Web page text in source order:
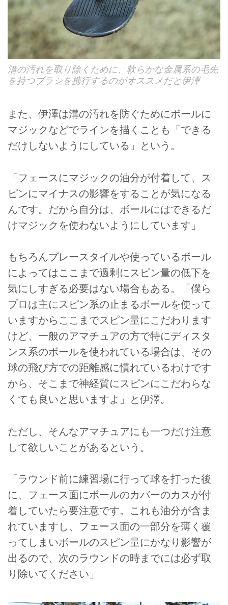
溝の汚れを取り除くために、軟らかな金属系の毛先
を持つブラシを携行するのがオススメだと伊澤
また、伊澤は溝の汚れを防ぐためにボールに
マジックなどでラインを描くことも「できる
だけしないようにしている」という。
「フェースにマジックの油分が付着して、ス
ピンにマイナスの影響をすることが気になる
んです。だから自分は、ボールにはできるだ
けマジックを使わないようにしています」
もちろんプレースタイルや使っているボール
によってはここまで過剰にスピン量の低下を
気にしすぎる必要はない場合もある。「僕ら
プロは主にスピン系の止まるボールを使って
いますからここまでスピン量にこだわります
けど、一般のアマチュアの方で特にディスタ
ンス系のボールを使われている場合は、その
球の飛び方での距離感に慣れているわけです
から、そこまで神経質にスピンにこだわらな
くても良いと思いますよ」と伊澤。
ただし、そんなアマチュアにも一つだけ注意
して欲しいことがあるという。
「ラウンド前に練習場に行って球を打った後
に、フェース面にボールのカバーのカスが付
着していたら要注意です。これも油分が含ま
れていますし、フェース面の一部分を薄く覆
ってしまいボールのスピン量にかなり影響が
出るので、次のラウンドの時までには必ず取
り除いてください」